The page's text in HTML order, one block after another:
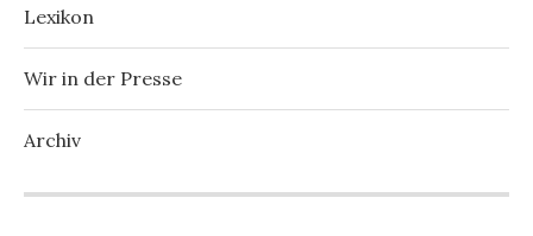
Lexikon
Wir in der Presse
Archiv